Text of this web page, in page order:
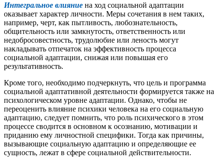
Интегральное влияние на ход социальной адаптации
оказывает характер личности. Меры сочетания в нем таких,
например, черт, как пытливость, любознательность,
общительность или замкнутость, ответственность или
недобросовестность, трудолюбие или леность могут
накладывать отпечаток на эффективность процесса
социальной адаптации, снижая или повышая его
результативность.
Кроме того, необходимо подчеркнуть, что цель и программа
социальной адаптативной деятельности формируется также на
психологическом уровне адаптации. Однако, чтобы не
переоценить влияние психики человека на его социальную
адаптацию, следует помнить, что роль психического в этом
процессе сводится в основном к осознанию, мотивации и
приданию ему личностной специфики. Тогда как причины,
вызывающие социальную адаптацию и определяющие ее
сущность, лежат в сфере социальной действительности.